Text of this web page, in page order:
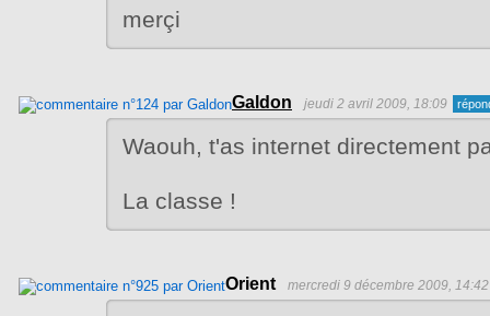
merçi
Galdon jeudi 2 avril 2009, 18:09
Waouh, t'as internet directement
La classe !
Orient mercredi 9 décembre 2009, 14:42